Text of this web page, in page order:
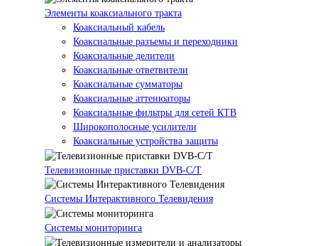
Элементы коаксиального тракта
Коаксиальный кабель
Коаксиальные разъемы и переходники
Коаксиальные делители
Коаксиальные ответвители
Коаксиальные сумматоры
Коаксиальные аттенюаторы
Коаксиальные фильтры для сетей КТВ
Широкополосные усилители
Коаксиальные устройства защиты
Телевизионные приставки DVB-C/T
Системы Интерактивного Телевидения
Системы мониторинга